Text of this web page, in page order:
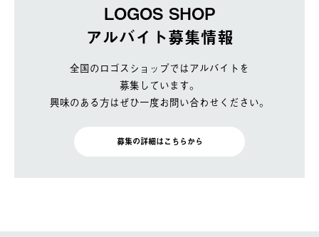
LOGOS SHOP
アルバイト募集情報
全国のロゴスショップではアルバイトを
募集しています。
興味のある方はぜひ一度お問い合わせください。
募集の詳細はこちらから